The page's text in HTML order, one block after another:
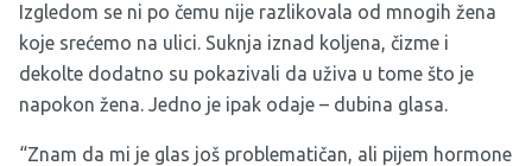
Izgledom se ni po čemu nije razlikovala od mnogih žena
koje srećemo na ulici. Suknja iznad koljena, čizme i
dekolte dodatno su pokazivali da uživa u tome što je
napokon žena. Jedno je ipak odaje – dubina glasa.
“Znam da mi je glas još problematičan, ali pijem hormone